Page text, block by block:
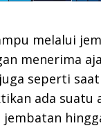
melalui
menerima
seperti
ada suatu